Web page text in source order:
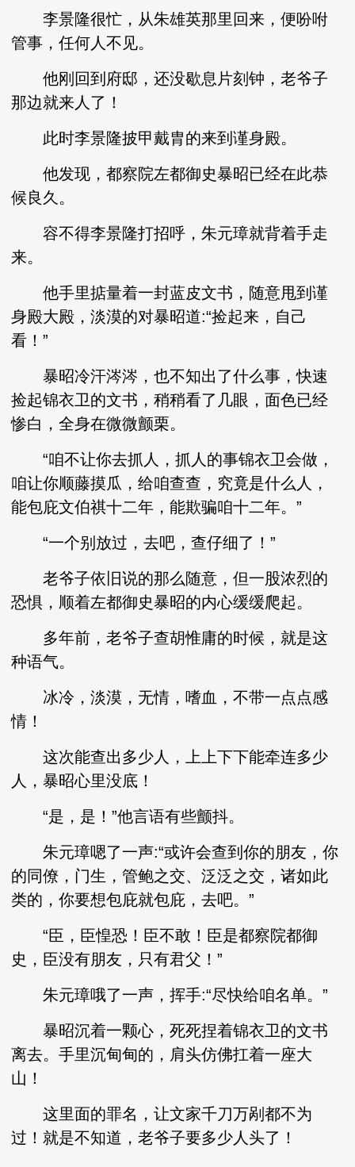
李景隆很忙，从朱雄英那里回来，便吩咐
管事，任何人不见。
他刚回到府邸，还没歇息片刻钟，老爷子
那边就来人了！
此时李景隆披甲戴胄的来到谨身殿。
他发现，都察院左都御史暴昭已经在此恭
候良久。
容不得李景隆打招呼，朱元璋就背着手走
来。
他手里掂量着一封蓝皮文书，随意甩到谨
身殿大殿，淡漠的对暴昭道:“捡起来，自己
看！”
暴昭冷汗涔涔，也不知出了什么事，快速
捡起锦衣卫的文书，稍稍看了几眼，面色已经
惨白，全身在微微颤栗。
“咱不让你去抓人，抓人的事锦衣卫会做，
咱让你顺藤摸瓜，给咱查查，究竟是什么人，
能包庇文伯祺十二年，能欺骗咱十二年。”
“一个别放过，去吧，查仔细了！”
老爷子依旧说的那么随意，但一股浓烈的
恐惧，顺着左都御史暴昭的内心缓缓爬起。
多年前，老爷子查胡惟庸的时候，就是这
种语气。
冰冷，淡漠，无情，嗜血，不带一点点感
情！
这次能查出多少人，上上下下能牵连多少
人，暴昭心里没底！
“是，是！”他言语有些颤抖。
朱元璋嗯了一声:“或许会查到你的朋友，你
的同僚，门生，管鲍之交、泛泛之交，诸如此
类的，你要想包庇就包庇，去吧。”
“臣，臣惶恐！臣不敢！臣是都察院都御
史，臣没有朋友，只有君父！”
朱元璋哦了一声，挥手:“尽快给咱名单。”
暴昭沉着一颗心，死死捏着锦衣卫的文书
离去。手里沉甸甸的，肩头仿佛扛着一座大
山！
这里面的罪名，让文家千刀万剐都不为
过！就是不知道，老爷子要多少人头了！